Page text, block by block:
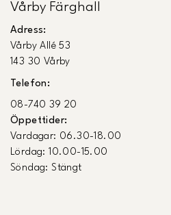
Vårby Färghall
Adress:
Vårby Allé 53
143 30 Vårby
Telefon:
08-740 39 20
Öppettider:
Vardagar: 06.30-18.00
Lördag: 10.00-15.00
Söndag: Stängt